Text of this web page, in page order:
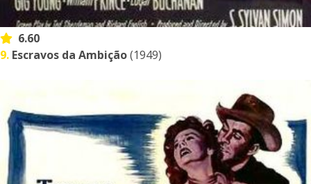
6.60
9. Escravos da Ambição(1949)